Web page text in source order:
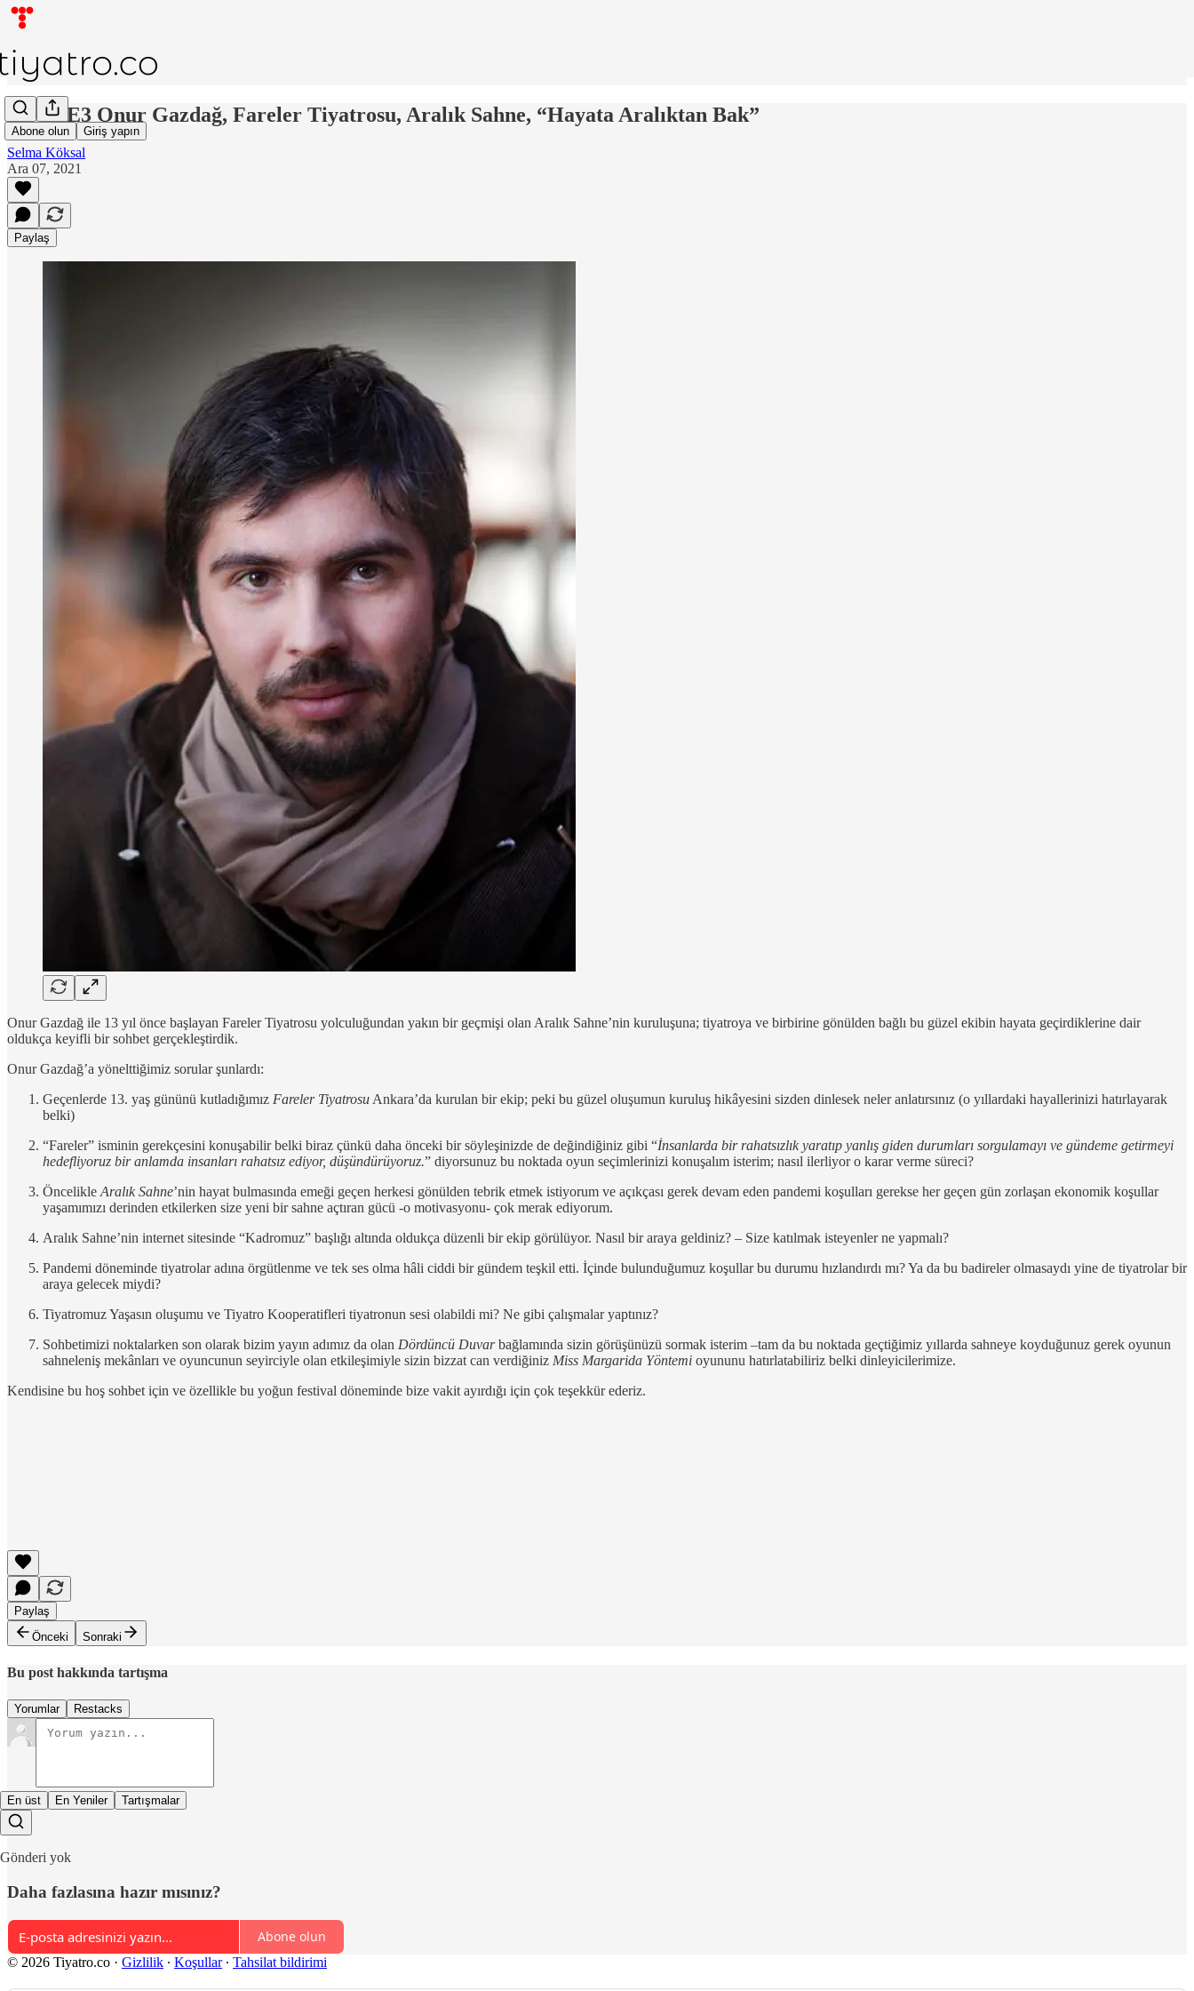
Abone olun Giriş yapın
DD:S4E3 Onur Gazdağ, Fareler Tiyatrosu, Aralık Sahne, “Hayata Aralıktan Bak”
Selma Köksal
Ara 07, 2021
Paylaş
Onur Gazdağ ile 13 yıl önce başlayan Fareler Tiyatrosu yolculuğundan yakın bir geçmişi olan Aralık Sahne’nin kuruluşuna; tiyatroya ve birbirine gönülden bağlı bu güzel ekibin hayata geçirdiklerine dair
oldukça keyifli bir sohbet gerçekleştirdik.
Onur Gazdağ’a yönelttiğimiz sorular şunlardı:
Geçenlerde 13. yaş gününü kutladığımız Fareler Tiyatrosu Ankara’da kurulan bir ekip; peki bu güzel oluşumun kuruluş hikâyesini sizden dinlesek neler anlatırsınız (o yıllardaki hayallerinizi hatırlayarak
belki)
“Fareler” isminin gerekçesini konuşabilir belki biraz çünkü daha önceki bir söyleşinizde de değindiğiniz gibi “İnsanlarda bir rahatsızlık yaratıp yanlış giden durumları sorgulamayı ve gündeme getirmeyi
hedefliyoruz bir anlamda insanları rahatsız ediyor, düşündürüyoruz.” diyorsunuz bu noktada oyun seçimlerinizi konuşalım isterim; nasıl ilerliyor o karar verme süreci?
Öncelikle Aralık Sahne’nin hayat bulmasında emeği geçen herkesi gönülden tebrik etmek istiyorum ve açıkçası gerek devam eden pandemi koşulları gerekse her geçen gün zorlaşan ekonomik koşullar
yaşamımızı derinden etkilerken size yeni bir sahne açtıran gücü -o motivasyonu- çok merak ediyorum.
Aralık Sahne’nin internet sitesinde “Kadromuz” başlığı altında oldukça düzenli bir ekip görülüyor. Nasıl bir araya geldiniz? – Size katılmak isteyenler ne yapmalı?
Pandemi döneminde tiyatrolar adına örgütlenme ve tek ses olma hâli ciddi bir gündem teşkil etti. İçinde bulunduğumuz koşullar bu durumu hızlandırdı mı? Ya da bu badireler olmasaydı yine de tiyatrolar bir
araya gelecek miydi?
Tiyatromuz Yaşasın oluşumu ve Tiyatro Kooperatifleri tiyatronun sesi olabildi mi? Ne gibi çalışmalar yaptınız?
Sohbetimizi noktalarken son olarak bizim yayın adımız da olan Dördüncü Duvarbağlamında sizin görüşünüzü sormak isterim –tam da bu noktada geçtiğimiz yıllarda sahneye koyduğunuz gerek oyunun
sahneleniş mekânları ve oyuncunun seyirciyle olan etkileşimiyle sizin bizzat can verdiğiniz Miss Margarida Yöntemi oyununu hatırlatabiliriz belki dinleyicilerimize.
Kendisine bu hoş sohbet için ve özellikle bu yoğun festival döneminde bize vakit ayırdığı için çok teşekkür ederiz.
Paylaş
Önceki
Sonraki
Bu post hakkında tartışma
Yorumlar Restacks
En üst En Yeniler Tartışmalar
Gönderi yok
Daha fazlasına hazır mısınız?
Abone olun
© 2026 Tiyatro.co · Gizlilik ∙ Koşullar∙ Tahsilat bildirimi